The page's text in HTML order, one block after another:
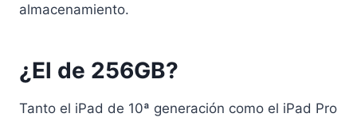
almacenamiento.
¿El de 256GB?
Tanto el iPad de 10ª generación como el iPad Pro